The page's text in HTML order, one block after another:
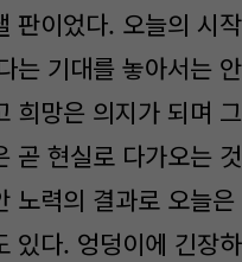
판이었다. 오늘의 시
는 기대를 놓아서는
희망은 의지가 되며
곧 현실로 다가오는
노력의 결과로 오늘
있다. 엉덩이에 긴장